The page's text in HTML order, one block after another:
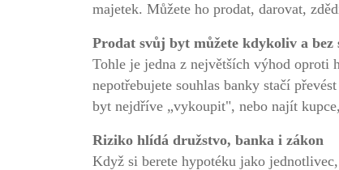
majetek. Můžete ho prodat, darovat,
Prodat svůj byt můžete kdykoliv a bez
Tohle je jedna z největších výhod oproti
nepotřebujete souhlas banky stačí
byt nejdříve „vykoupit", nebo najít
Riziko hlídá družstvo, banka i zákon
Když si berete hypotéku jako